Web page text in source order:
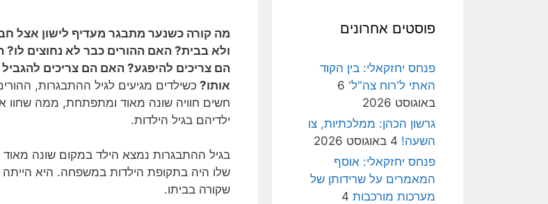
מה קורה כשנער מתבגר מעדיף לישון אצל
ולא בבית? האם ההורים כבר לא נחוצים לו?
הם צריכים להיפגע? האם הם צריכים להגביל
אותו? כשילדים מגיעים לגיל ההתבגרות,
חשים חוויה שונה מאוד ומתפתחת, ממה שחוו
ילדיהם בגיל הילדות.
בגיל ההתבגרות נמצא הילד במקום שונה
שלו היה בתקופת הילדות במשפחה. היא הייתה
שקורה בביתו.
פוסטים אחרונים
פנחס יחזקאלי: בין הקוד
האתי ל'רוח צה"ל' 6
באוגוסט 2026
גרשון הכהן: ממלכתיות, צו
השעה! 4 באוגוסט 2026
פנחס יחזקאלי: אוסף
המאמרים על שרידותן של
מערכות מורכבות 4